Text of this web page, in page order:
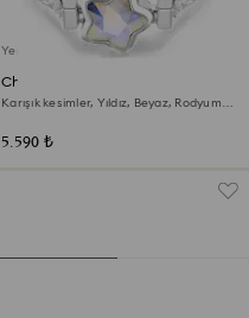
Yeni
Chroma Yüzük
Karışık kesimler, Yıldız, Beyaz, Rodyum
5.590 ₺